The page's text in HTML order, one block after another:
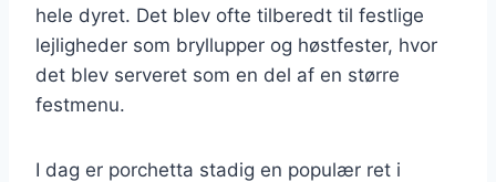
hele dyret. Det blev ofte tilberedt til festlige
lejligheder som bryllupper og høstfester, hvor
det blev serveret som en del af en større
festmenu.
I dag er porchetta stadig en populær ret i